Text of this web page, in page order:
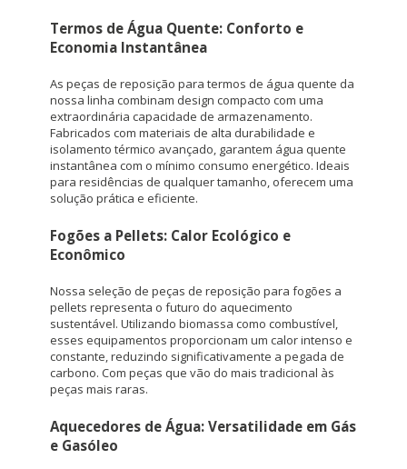
Termos de Água Quente: Conforto e
Economia Instantânea
As peças de reposição para termos de água quente da
nossa linha combinam design compacto com uma
extraordinária capacidade de armazenamento.
Fabricados com materiais de alta durabilidade e
isolamento térmico avançado, garantem água quente
instantânea com o mínimo consumo energético. Ideais
para residências de qualquer tamanho, oferecem uma
solução prática e eficiente.
Fogões a Pellets: Calor Ecológico e
Econômico
Nossa seleção de peças de reposição para fogões a
pellets representa o futuro do aquecimento
sustentável. Utilizando biomassa como combustível,
esses equipamentos proporcionam um calor intenso e
constante, reduzindo significativamente a pegada de
carbono. Com peças que vão do mais tradicional às
peças mais raras.
Aquecedores de Água: Versatilidade em Gás
e Gasóleo